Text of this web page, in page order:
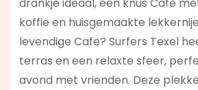
koffie en huisgemaakte
levendige Cafe? Surfers Texel
terras en een relaxte sfeer,
avond met vrienden. Deze